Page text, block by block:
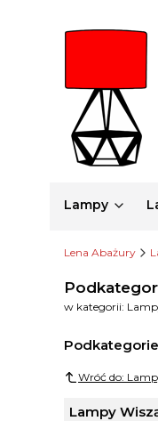
Lampy
Lena Abażury
w kategorii:
Podkategorie
Wróć do:
Lampy